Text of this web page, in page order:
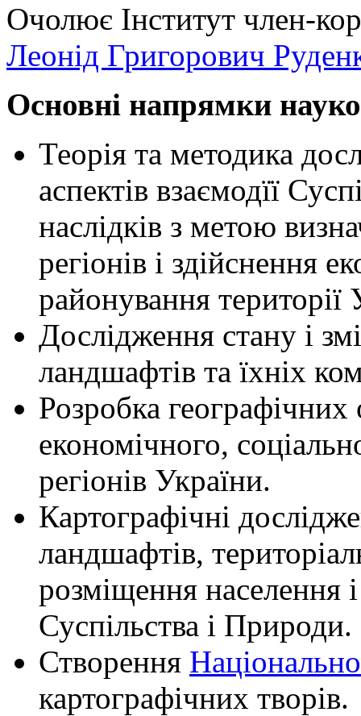
Очолює Інститут член-
Леонід Григорович
Основні напрямки
Теорія та методика
аспектів взаємодїї
наслідків з метою
регіонів і здійснення
районування території
Дослідження стану і
ландшафтів та їхніх
Розробка
економічного,
регіонів України.
Картографічні
ландшафтів,
розміщення населення і
Суспільства і Природи.
Створення
картографічних творів.